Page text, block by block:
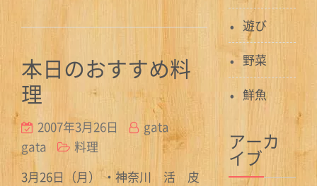
本日のおすすめ料
理
2007年3月26日
gata
gata
料理
3月26日（月） ・神奈川 活 皮
遊び
野菜
鮮魚
アーカ
イブ